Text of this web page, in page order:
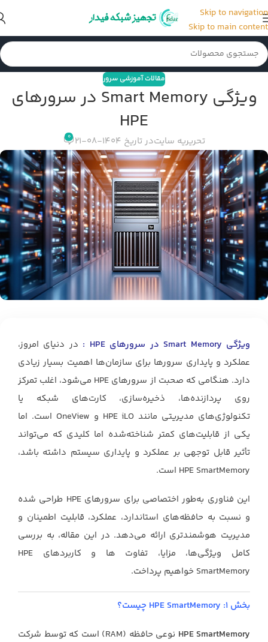
Skip to navigation
Skip to main content
مقالات آموزشی سرور
ویژگی Smart Memory در سرورهای
HPE
تحریریه سایتدر تاریخ 1404-08-21 0
ویژگی Smart Memory در سرورهای HPE :
در دنیای امروز،
عملکرد و پایداری سرورها برای سازمان‌ها اهمیت بسیار زیادی
دارد. هنگامی که صحبت از سرورهای HPE می‌شود، اغلب تمرکز
روی پردازنده‌ها، ذخیره‌سازی، کارت‌های شبکه یا
تکنولوژی‌های مدیریتی مانند HPE iLO و OneView است. اما
یکی از قابلیت‌های کمتر شناخته‌شده اما کلیدی که می‌تواند
تأثیر قابل توجهی بر عملکرد و پایداری سیستم داشته باشد،
HPE SmartMemory است.
این فناوری به‌طور اختصاصی برای سرورهای HPE طراحی شده
و نسبت به حافظه‌های استاندارد، عملکرد، قابلیت اطمینان و
مدیریت هوشمندتری ارائه می‌دهد. در این مقاله، به بررسی
کامل ویژگی‌ها، مزایا، تفاوت ها و کاربردهای HPE
SmartMemory خواهیم پرداخت.
بخش ۱: HPE SmartMemory چیست؟
HPE SmartMemory
نوعی حافظه (RAM) است که توسط شرکت